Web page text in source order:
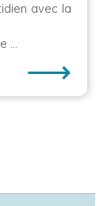
avec la
...
⟶